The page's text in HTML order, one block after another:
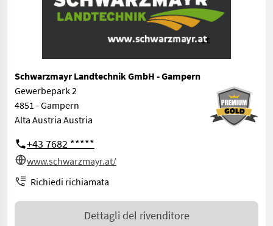
Schwarzmayr Landtechnik GmbH - Gampern
Gewerbepark 2
4851 - Gampern
Alta Austria Austria
+43 7682 *****
www.schwarzmayr.at/
Richiedi richiamata
Dettagli del rivenditore